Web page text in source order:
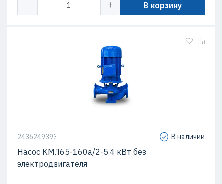
В корзину
2436249393 В наличии
Насос КМЛ65-160а/2-5 4 кВт без
электродвигателя